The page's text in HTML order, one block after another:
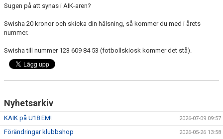
Sugen på att synas i AIK-aren?
Swisha 20 kronor och skicka din hälsning, så kommer du med i årets
nummer.
Swisha till nummer 123 609 84 53 (fotbollskiosk kommer det stå).
Nyhetsarkiv
KAIK på U18 EM! 2026-07-09 09:57
Förändringar klubbshop 2026-05-26 13:58